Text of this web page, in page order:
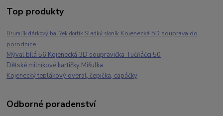
Top produkty
Brumlík dárkový balíček dortík Sladký sloník Kojenecká 5D souprava do
porodnice
Mýval bílá 56 Kojenecká 3D soupravička Tučňáčci 50
Dětské milníkové kartičky Mišulka
Kojenecký teplákový overal, čepička, capáčky
Odborné poradenství